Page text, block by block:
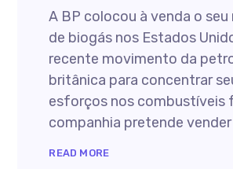
A BP colocou à venda o
de biogás nos Estados
recente movimento da
britânica para concentrar
esforços nos combustíveis
companhia pretende vender
READ MORE